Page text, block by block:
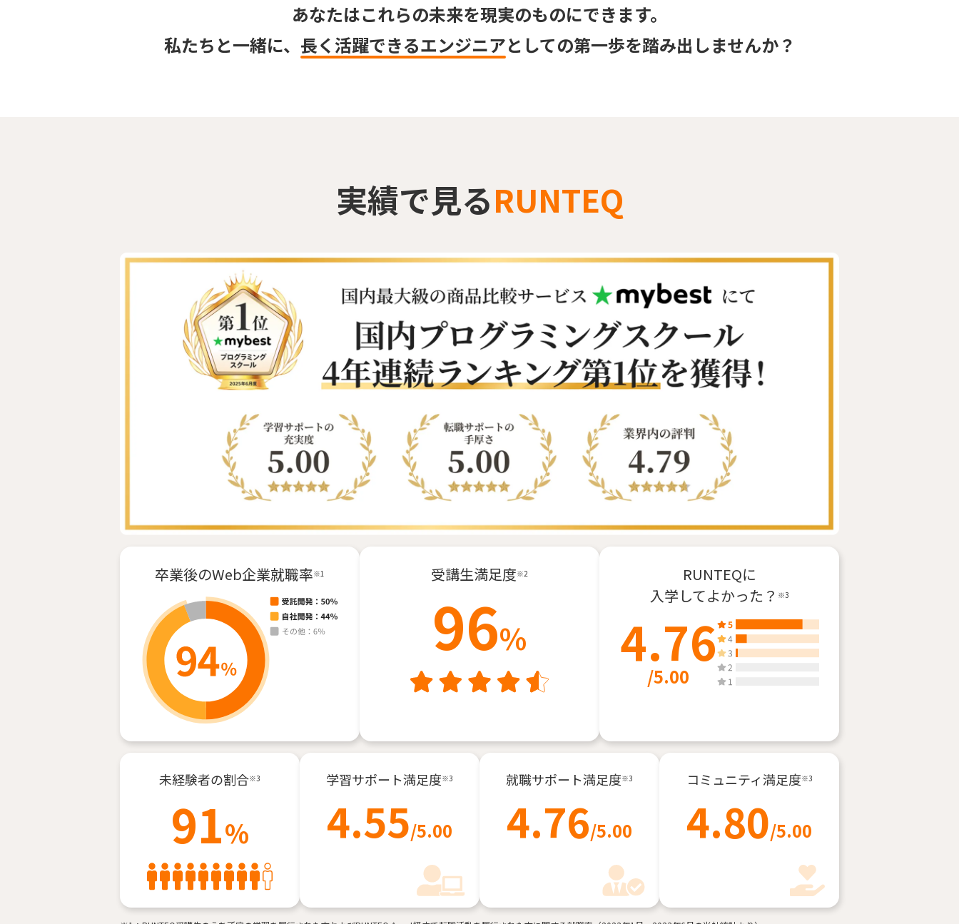
あなたはこれらの未来を現実のものにできます。
私たちと一緒に、 長く活躍できるエンジニアとしての第一歩を踏み出しませんか？
実績で見るRUNTEQ
卒業後のWeb企業就職率※1 受講生満足度※2
96%
RUNTEQに
入学してよかった？ ※3
4.76
/5.00
未経験者の割合※3
91%
学習サポート満足度※3
4.55/5.00
就職サポート満足度※3
4.76/5.00
コミュニティ満足度※3
4.80/5.00